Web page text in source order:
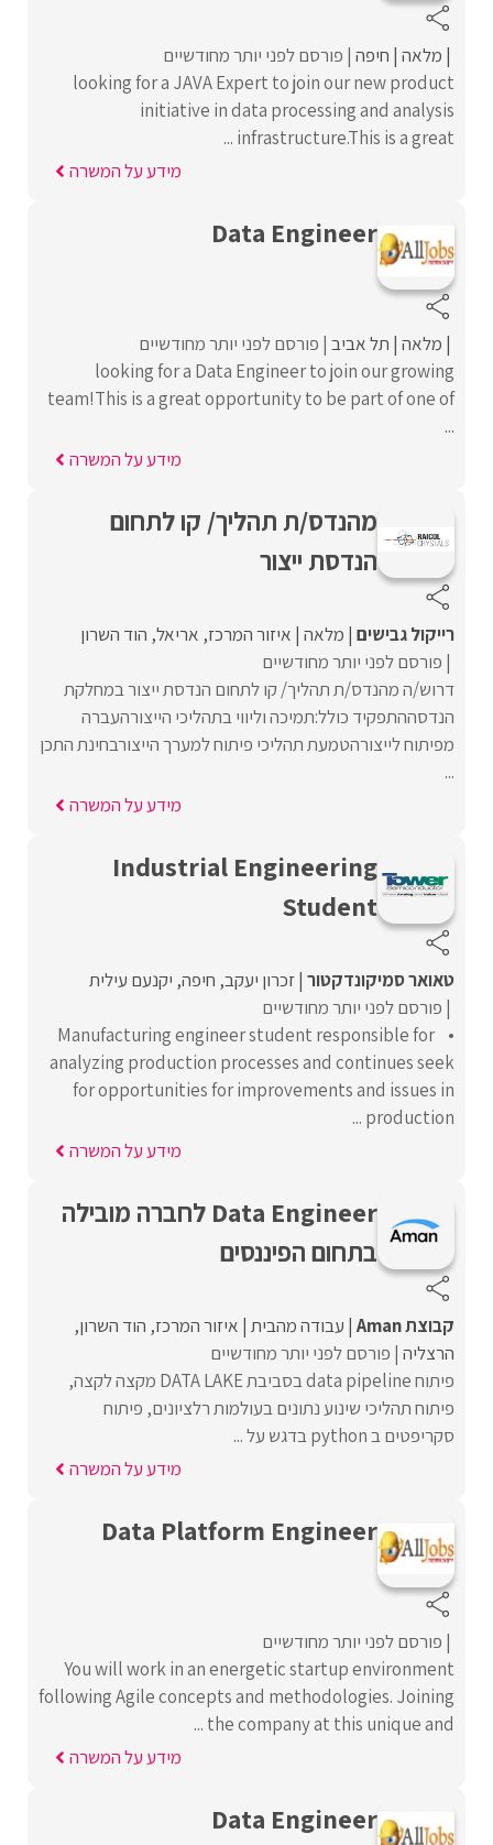
מלאה חיפה פורסם לפני יותר מחודשיים
looking for a JAVA Expert to join our new product
initiative in data processing and analysis
infrastructure.This is a great ...
מידע על המשרה
Data Engineer
מלאה תל אביב פורסם לפני יותר מחודשיים
looking for a Data Engineer to join our growing
team!This is a great opportunity to be part of one of
...
מידע על המשרה
מהנדס/ת תהליך/ קו לתחום
הנדסת ייצור
רייקול גבישים מלאה איזור המרכז אריאל הוד השרון
פורסם לפני יותר מחודשיים
דרוש/ה מהנדס/ת תהליך/ קו לתחום הנדסת ייצור במחלקת
הנדסההתפקיד כולל:תמיכה וליווי בתהליכי הייצורהעברה
מפיתוח לייצורהטמעת תהליכי פיתוח למערך הייצורבחינת התכן
...
מידע על המשרה
Industrial Engineering
Student
טאואר סמיקונדקטור זכרון יעקב חיפה יקנעם עילית
פורסם לפני יותר מחודשיים
• Manufacturing engineer student responsible for
analyzing production processes and continues seek
for opportunities for improvements and issues in
production ...
מידע על המשרה
Data Engineer לחברה מובילה
בתחום הפיננסים
קבוצת Aman עבודה מהבית איזור המרכז הוד השרון
הרצליה פורסם לפני יותר מחודשיים
פיתוח data pipeline בסביבת DATA LAKE מקצה לקצה,
פיתוח תהליכי שינוע נתונים בעולמות רלציונים, פיתוח
סקריפטים ב python בדגש על ...
מידע על המשרה
Data Platform Engineer
פורסם לפני יותר מחודשיים
You will work in an energetic startup environment
following Agile concepts and methodologies. Joining
the company at this unique and ...
מידע על המשרה
Data Engineer